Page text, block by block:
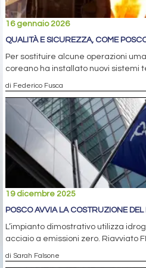
16 gennaio 2026
QUALITÀ E SICUREZZA, COME
Per sostituire alcune operazioni
coreano ha installato nuovi sistemi
di Federico Fusca
19 dicembre 2025
POSCO AVVIA LA COSTRUZIONE
L’impianto dimostrativo utilizza
acciaio a emissioni zero. Riavviato
di Sarah Falsone